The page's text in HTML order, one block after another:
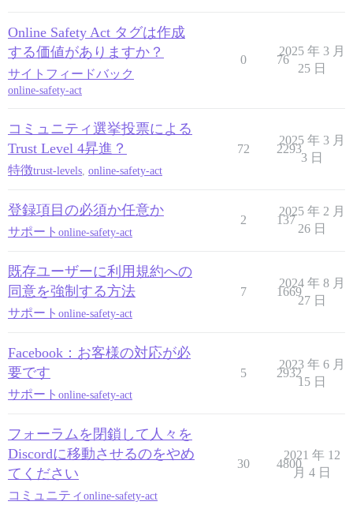
Online Safety Act タグは作成
する価値がありますか？
サイトフィードバック
online-safety-act
0 76
2025 年 3 月
25 日
コミュニティ選挙投票による
Trust Level 4昇進？
特徴trust-levels online-safety-act
72 2293
2025 年 3 月
3 日
登録項目の必須か任意か
サポート online-safety-act
2 137
2025 年 2 月
26 日
既存ユーザーに利用規約への
同意を強制する方法
サポート online-safety-act
7 1669
2024 年 8 月
27 日
Facebook：お客様の対応が必
要です
サポート online-safety-act
5 2932
2023 年 6 月
15 日
フォーラムを閉鎖して人々を
Discordに移動させるのをやめ
てください
コミュニティ online-safety-act
30 4800
2021 年 12
月 4 日